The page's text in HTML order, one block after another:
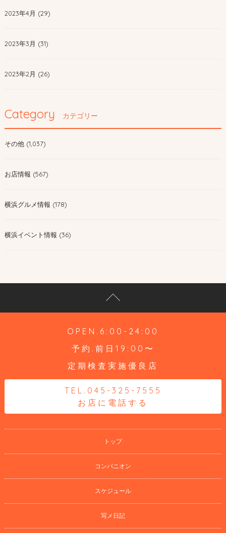
2023年4月 (29)
2023年3月 (31)
2023年2月 (26)
Category カテゴリー
その他 (1,037)
お店情報 (567)
横浜グルメ情報 (178)
横浜イベント情報 (36)
OPEN.6:00-24:00
予約.前日19:00〜
定期検査実施優良店
TEL.045-325-7555
お店に電話する
トップ
コンパニオン
スケジュール
写メ日記